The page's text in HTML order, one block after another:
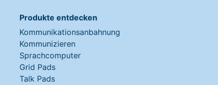
Produkte entdecken
Kommunikationsanbahnung
Kommunizieren
Sprachcomputer
Grid Pads
Talk Pads